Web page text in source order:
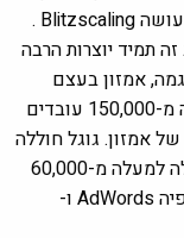
PayPal, כשאתה צריך לגדול ממש מהר אתה עושה Blitzscaling .
תמיד יוצרות הרבה
אמזון בעצם
המציאה מסחר אלקטרוני. כיום, יש לה למעלה מ-150,000 עובדים
אמזון. גוגל חוללה
מהפכה באופן שבו אנו מוצאים מידע – יש לה למעלה מ-60,000
עובדים ויצרה משרות רבות נוספות אצל שותפיה AdWords ו-